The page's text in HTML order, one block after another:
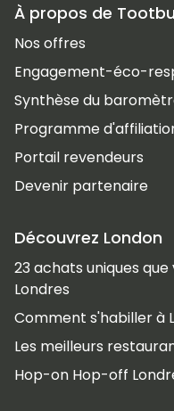
À propos de
Nos offres
Engagement-éco-
Synthèse du
Programme
Portail revendeurs
Devenir partenaire
Découvrez London
23 achats uniques
Londres
Comment s'habiller à
Les meilleurs
Hop-on Hop-off